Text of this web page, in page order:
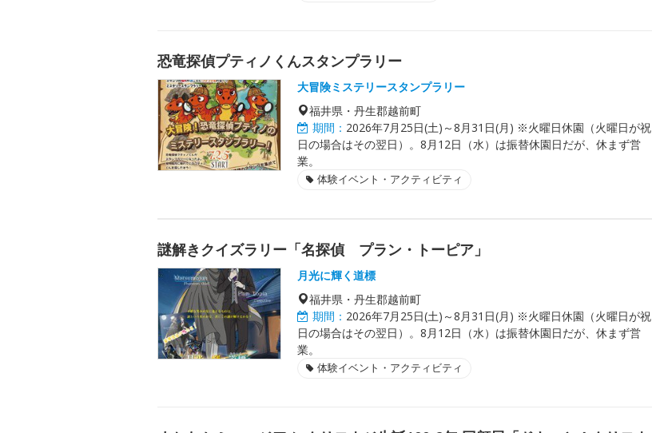
恐竜探偵プティノくんスタンプラリー
大冒険ミステリースタンプラリー
福井県・丹生郡越前町
期間： 2026年7月25日(土)～8月31日(月) ※火曜日休園（火曜日が祝
日の場合はその翌日）。8月12日（水）は振替休園日だが、休まず営
業。
体験イベント・アクティビティ
謎解きクイズラリー「名探偵 プラン・トーピア」
月光に輝く道標
福井県・丹生郡越前町
期間： 2026年7月25日(土)～8月31日(月) ※火曜日休園（火曜日が祝
日の場合はその翌日）。8月12日（水）は振替休園日だが、休まず営
業。
体験イベント・アクティビティ